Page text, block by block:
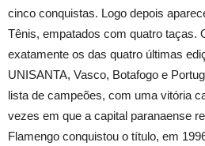
cinco conquistas. Logo depois
Tênis, empatados com quatro taças.
exatamente os das quatro últimas
UNISANTA, Vasco, Botafogo e
lista de campeões, com uma vitória
vezes em que a capital paranaense
Flamengo conquistou o título, em